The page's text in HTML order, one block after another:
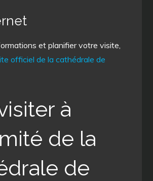
et planifier votre visite,
officiel de la cathédrale de
à
de la
de